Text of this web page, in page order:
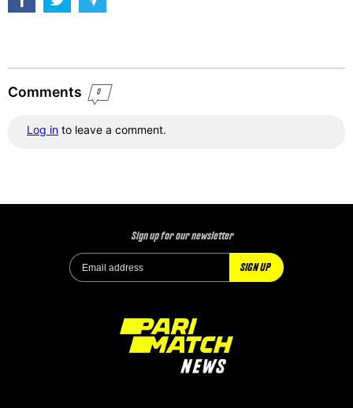
Comments 0
Log in to leave a comment.
Sign up for our newsletter
SIGN UP